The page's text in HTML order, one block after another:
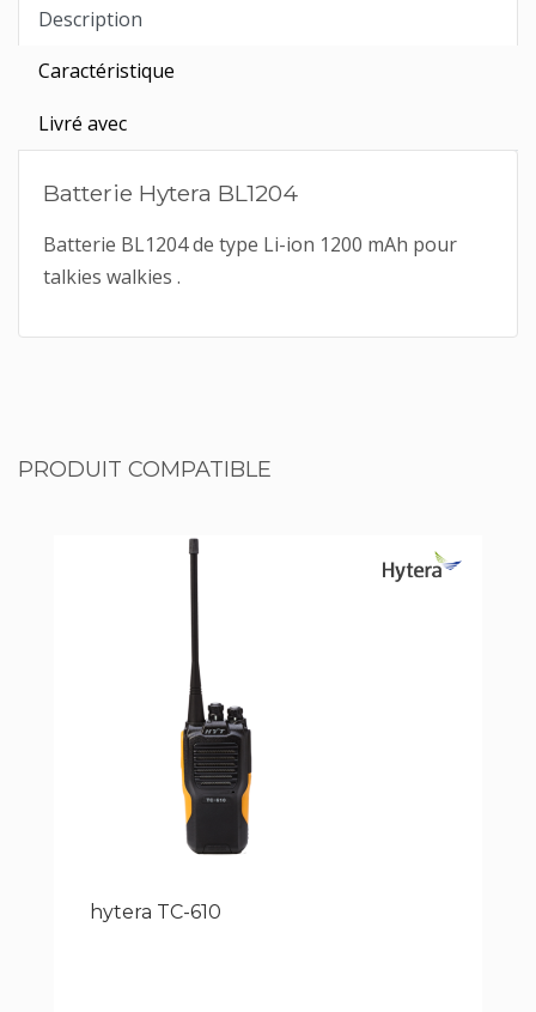
Description
Caractéristique
Livré avec
Batterie Hytera BL1204
Batterie BL1204 de type Li-ion 1200 mAh pour
talkies walkies .
PRODUIT COMPATIBLE
hytera TC-610